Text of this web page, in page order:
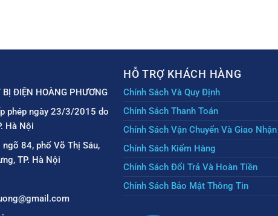
ĐIỆN HOÀNG PHƯƠNG
phép ngày 23/3/2015 do
Hà Nội
84, phố Võ Thị Sáu,
TP. Hà Nội
HỖ TRỢ KHÁCH HÀNG
Chính Sách Và Quy Định
Chính Sách Thanh Toán
Chính Sách Vận Chuyển Và Giao Nhận
Chính Sách Kiểm Hàng
Chính Sách Đổi Trả Và Hoàn Tiền
Chính Sách Bảo Mật Thông Tin